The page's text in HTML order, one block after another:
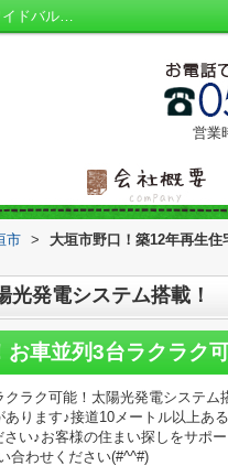
大垣市野口！築12年再生住宅！お車並列3台ラクラク可能！太陽光発電システム搭載！｜ワイドバルコニー 南側道路面す 追焚機能浴室 平坦地 駐車並列３台｜岐阜市の建売｜ハウスアイビー 岐阜店
営業
市 >
大垣市野口！築12年再生
発電システム搭載！
ラク可能！太陽光発電システ
ります♪接道10メートル以上あ
い♪お客様の住まい探しをサポ
合わせください(#^^#)